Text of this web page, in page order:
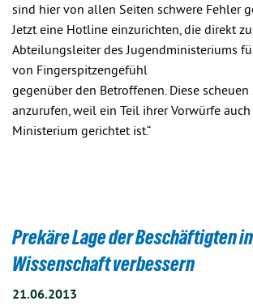
sind hier von allen Seiten schwere Fehler
Jetzt eine Hotline einzurichten, die direkt
Abteilungsleiter des Jugendministeriums
von Fingerspitzengefühl
gegenüber den Betroffenen. Diese scheuen
anzurufen, weil ein Teil ihrer Vorwürfe
Ministerium gerichtet ist.“
Prekäre Lage der Beschäftigten
Wissenschaft verbessern
21.06.2013